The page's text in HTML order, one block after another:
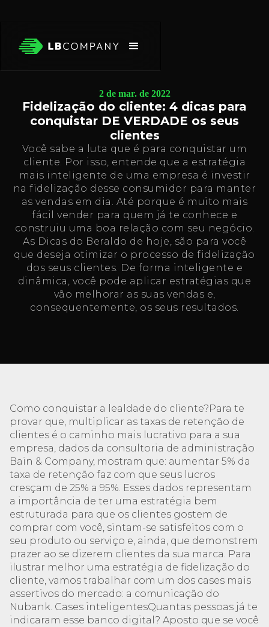
2 de mar. de 2022
Fidelização do cliente: 4 dicas para
conquistar DE VERDADE os seus
clientes
Você sabe a luta que é para conquistar um
cliente. Por isso, entende que a estratégia
mais inteligente de uma empresa é investir
na fidelização desse consumidor para manter
as vendas em dia. Até porque é muito mais
fácil vender para quem já te conhece e
construiu uma boa relação com seu negócio.
As Dicas do Beraldo de hoje, são para você
que deseja otimizar o processo de fidelização
dos seus clientes. De forma inteligente e
dinâmica, você pode aplicar estratégias que
vão melhorar as suas vendas e,
consequentemente, os seus resultados.
Como conquistar a lealdade do cliente?Para te
provar que, multiplicar as taxas de retenção de
clientes é o caminho mais lucrativo para a sua
empresa, dados da consultoria de administração
Bain & Company, mostram que: aumentar 5% da
taxa de retenção faz com que seus lucros
cresçam de 25% a 95%. Esses dados representam
a importância de ter uma estratégia bem
estruturada para que os clientes gostem de
comprar com você, sintam-se satisfeitos com o
seu produto ou serviço e, ainda, que demonstrem
prazer ao se dizerem clientes da sua marca. Para
ilustrar melhor uma estratégia de fidelização do
cliente, vamos trabalhar com um dos cases mais
assertivos do mercado: a comunicação do
Nubank. Cases inteligentesQuantas pessoas já te
indicaram esse banco digital? Aposto que se você